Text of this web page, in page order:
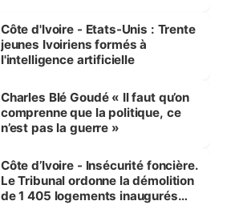
Côte d'Ivoire - Etats-Unis : Trente
jeunes Ivoiriens formés à
l'intelligence artificielle
Charles Blé Goudé « Il faut qu’on
comprenne que la politique, ce
n’est pas la guerre »
Côte d’Ivoire - Insécurité foncière.
Le Tribunal ordonne la démolition
de 1 405 logements inaugurés